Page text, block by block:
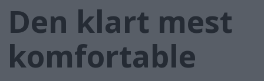
Den klart mest
komfortable